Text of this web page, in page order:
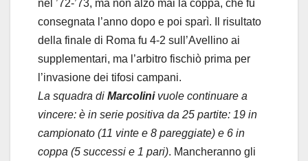
nel ’72-’73, ma non alzò mai la coppa, che fu
consegnata l’anno dopo e poi sparì. Il risultato
della finale di Roma fu 4-2 sull’Avellino ai
supplementari, ma l’arbitro fischiò prima per
l’invasione dei tifosi campani.
La squadra di Marcolinivuole continuare a
vincere: è in serie positiva da 25 partite: 19 in
campionato (11 vinte e 8 pareggiate) e 6 in
coppa (5 successi e 1 pari). Mancheranno gli